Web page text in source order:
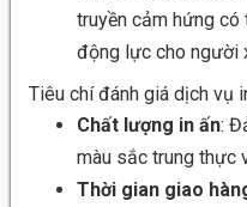
truyền cảm hứng
động lực cho người
Tiêu chí đánh giá dịch vụ
Chất lượng in ấn:
màu sắc trung thực
Thời gian giao